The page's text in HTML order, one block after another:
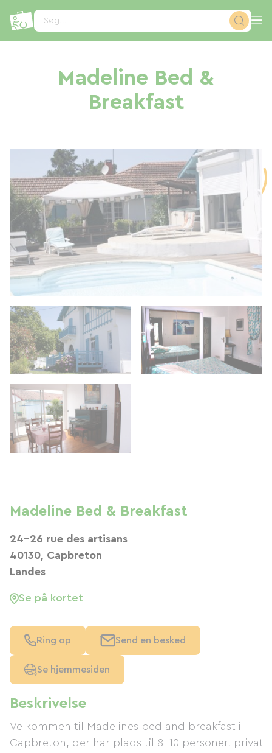
Søg...
Madeline Bed &
Breakfast
Beskrivelse
Velkommen til Madelines bed and breakfast i
Capbreton, der har plads til 8-10 personer, privat
Madeline Bed & Breakfast
24-26 rue des artisans
40130, Capbreton
Landes
Se på kortet
Ring op Send en besked
Se hjemmesiden
CCookie-styringspanel